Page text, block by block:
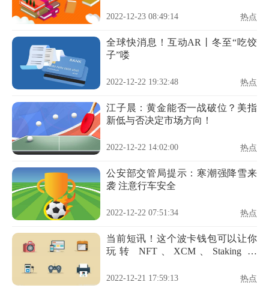
2022-12-23 08:49:14 热点
全球快消息！互动AR丨冬至“吃饺
子”喽
2022-12-22 19:32:48 热点
江子晨：黄金能否一战破位？美指
新低与否决定市场方向！
2022-12-22 14:02:00 热点
公安部交管局提示：寒潮强降雪来
袭 注意行车安全
2022-12-22 07:51:34 热点
当前短讯！这个波卡钱包可以让你
玩转 NFT、XCM、Staking 和
告
2022-12-21 17:59:13 热点